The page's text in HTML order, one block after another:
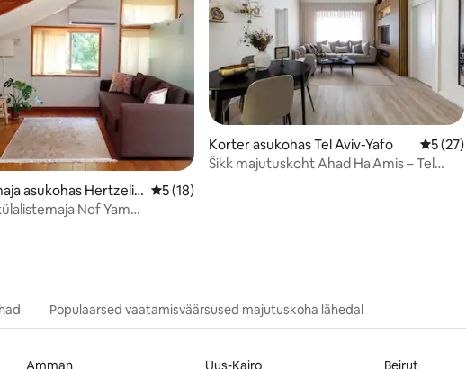
5, 7 hinnangut
asukohas Hertzeliy
Keskmine hinnang 5/5, 18 hinnangut
5 (18)
Nof Yam
Korter asukohas Tel Aviv-Yafo
5 (27)
Šikk majutuskoht Ahad Ha'Amis – Tel
Populaarsed vaatamisväärsused majutuskoha lähedal
Amman Uus-Kairo Beirut